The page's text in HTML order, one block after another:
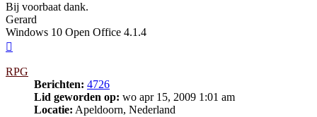
Bij voorbaat dank.
Gerard
Windows 10 Open Office 4.1.4
RPG
Berichten: 4726
Lid geworden op: wo apr 15, 2009 1:01 am
Locatie: Apeldoorn, Nederland